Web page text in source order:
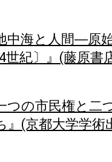
中海と人間―原
世紀〕』(藤原
つの市民権と二
』(京都大学学術